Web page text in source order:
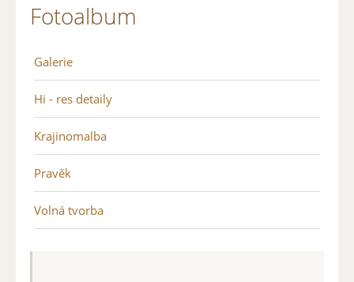
Fotoalbum
Galerie
Hi - res detaily
Krajinomalba
Pravěk
Volná tvorba